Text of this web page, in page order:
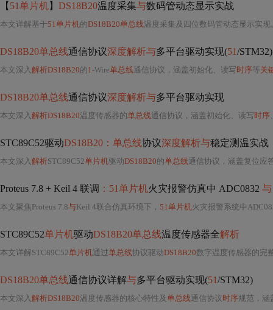
【 51单片机】 DS18B20温度采集与数码管动态显示实战
本文详解基于51单片机的DS18B20单总线温度采集及四位数码管动态显示实现。
DS18B20单总线通信协议深度解析与多平台驱动实现(51/STM32)
本文深入解析DS18B20的1-Wire单总线通信协议，涵盖初始化、读写时序等关
DS18B20单总线通信协议深度解析与多平台驱动实现
本文深入解析DS18B20温度传感器的单总线通信协议，涵盖初始化、读写时序
STC89C52驱动DS18B20：单总线协议深度解析与稳定测温实战
本文深入解析STC89C52单片机驱动DS18B20的单总线通信协议，涵盖复位应
Proteus 7.8 + Keil 4 联调 ：51单片机火灾报警仿真中 ADC0832 与
本文聚焦Proteus 7.8与Keil 4联合仿真环境下， 51单片机火灾报警系统中
STC89C52单片机驱动DS18B20单总线温度传感器全解析
本文详解STC89C52单片机通过单总线协议驱动DS18B20数字温度传感器的完整
DS18B20单总线通信协议详解与多平台驱动实现(51/STM32)
本文深入解析DS18B20温度传感器的核心特性及 单总线通信协议 时序规范，涵